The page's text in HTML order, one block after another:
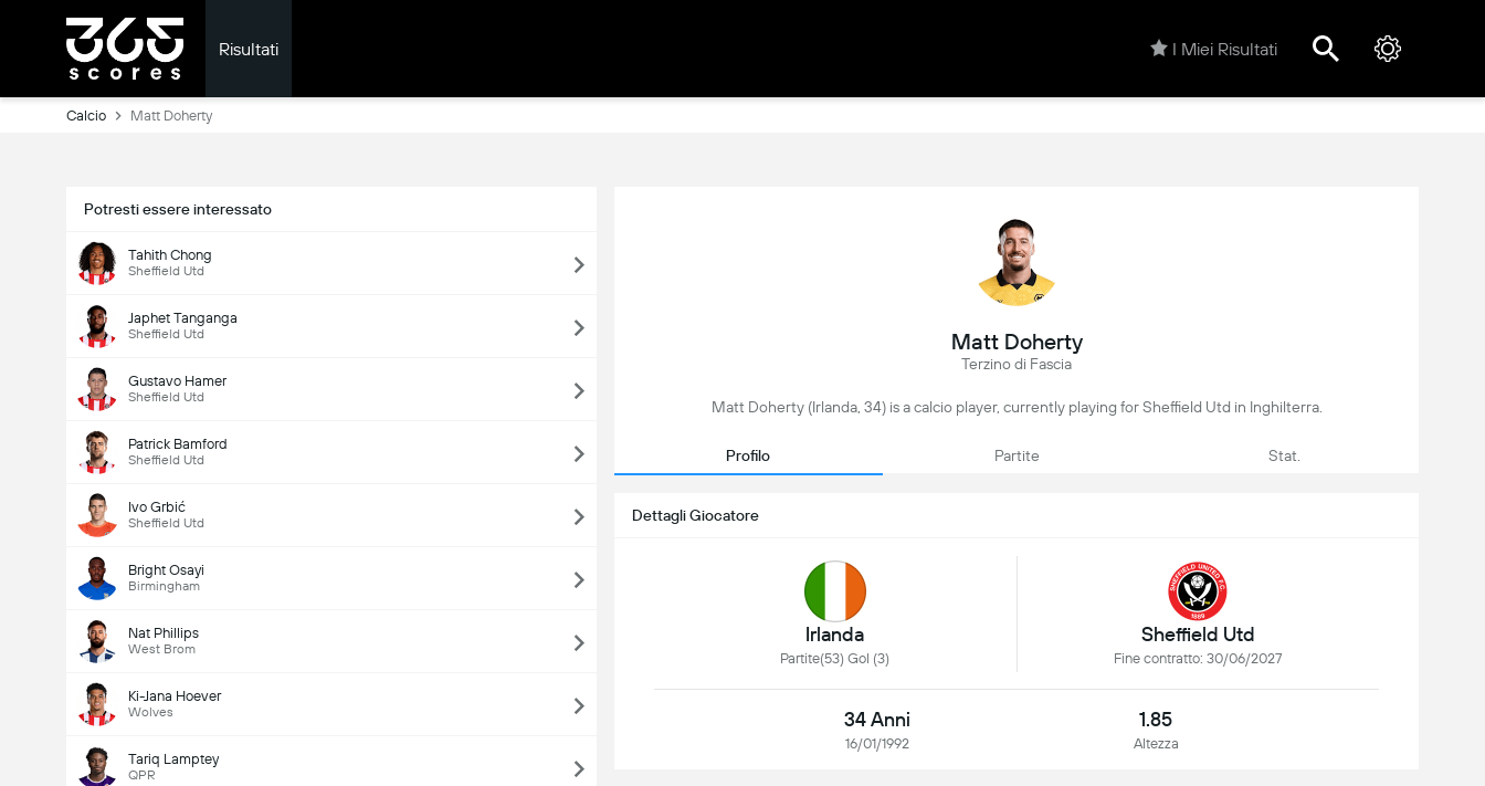
Risultati I Miei Risultati
Calcio Matt Doherty
Potresti essere interessato
Tahith Chong
Sheffield Utd
Japhet Tanganga
Sheffield Utd
Gustavo Hamer
Sheffield Utd
Patrick Bamford
Sheffield Utd
Ivo Grbić
Sheffield Utd
Bright Osayi
Birmingham
Nat Phillips
West Brom
Ki-Jana Hoever
Wolves
Tariq Lamptey
QPR
Matt Doherty
Terzino di Fascia
Matt Doherty (Irlanda, 34) is a calcio player, currently playing for Sheffield Utd in Inghilterra.
Profilo Partite Stat.
Dettagli Giocatore
Irlanda
Partite(53) Gol (3)
Sheffield Utd
Fine contratto: 30/06/2027
34 Anni
16/01/1992
1.85
Altezza